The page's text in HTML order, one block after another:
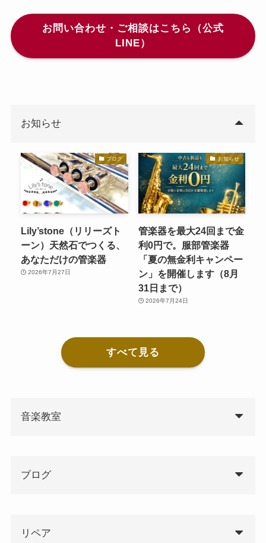
お問い合わせ・ご相談はこちら（公式
LINE）
お知らせ
ブログ
Lily’stone（リリーズト
ーン）天然石でつくる、
あなただけの管楽器
2026年7月27日
お知らせ
管楽器を最大24回まで金
利0円で。服部管楽器
「夏の無金利キャンペー
ン」を開催します（8月
31日まで）
2026年7月24日
すべて見る
音楽教室
ブログ
リペア